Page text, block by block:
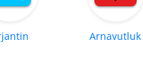
Arnavutluk